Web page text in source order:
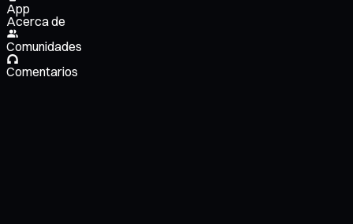
App
Acerca de
Comunidades
Comentarios